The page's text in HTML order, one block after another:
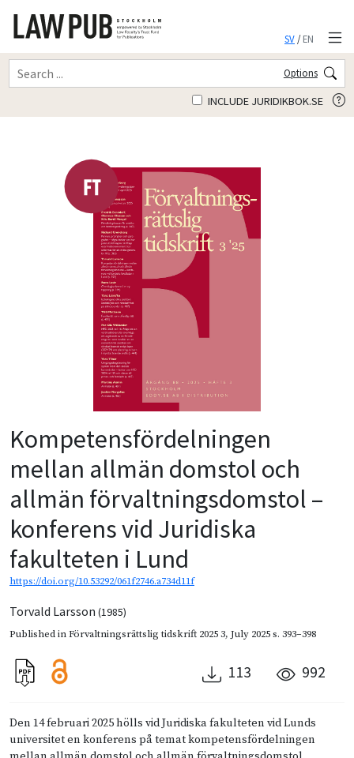
SV/EN
Options
INCLUDE JURIDIKBOK.SE
Kompetensfördelningen
mellan allmän domstol och
allmän förvaltningsdomstol –
konferens vid Juridiska
fakulteten i Lund
https://doi.org/10.53292/061f2746.a734d11f
Torvald Larsson (1985)
Published inFörvaltningsrättslig tidskrift 2025 3, July 2025s. 393–398
113 992
Den 14 februari 2025 hölls vid Juridiska fakulteten vid Lunds
universitet en konferens på temat kompetensfördelningen